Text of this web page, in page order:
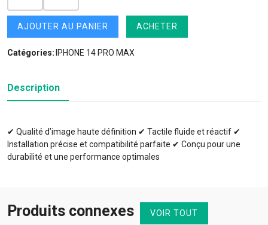
AJOUTER AU PANIER ACHETER
Catégories: IPHONE 14 PRO MAX
Description
✔ Qualité d’image haute définition ✔ Tactile fluide et réactif ✔
Installation précise et compatibilité parfaite ✔ Conçu pour une
durabilité et une performance optimales
Produits connexes VOIR TOUT